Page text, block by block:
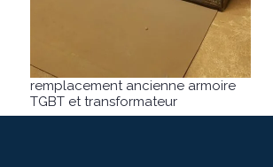
remplacement ancienne armoire
TGBT et transformateur